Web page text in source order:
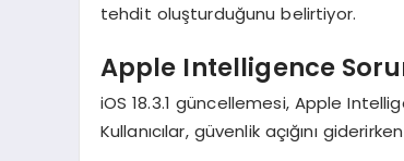
tehdit oluşturduğunu belirtiyor.
Apple Intelligence
iOS 18.3.1 güncellemesi, Apple
Kullanıcılar, güvenlik açığını